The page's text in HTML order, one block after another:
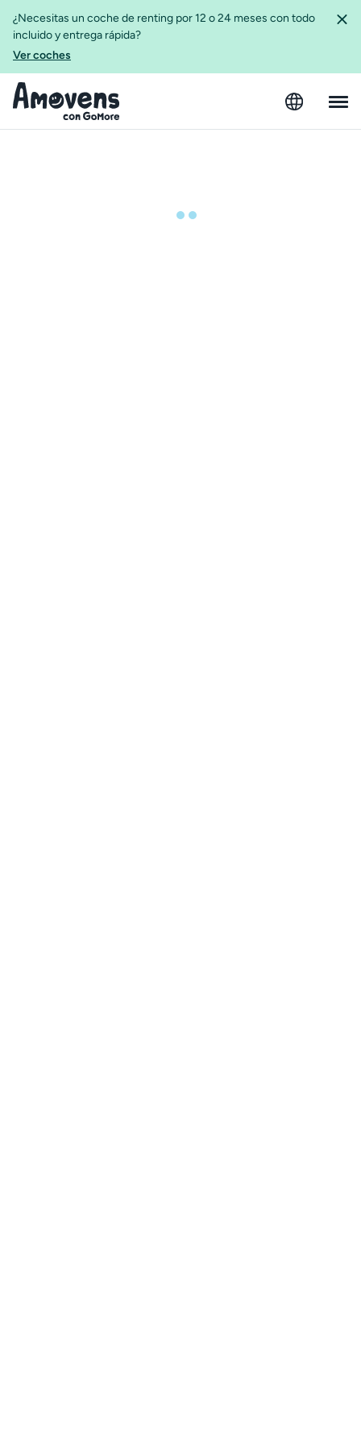
¿Necesitas un coche de renting por 12 o 24 meses con todo
incluido y entrega rápida?
Ver coches